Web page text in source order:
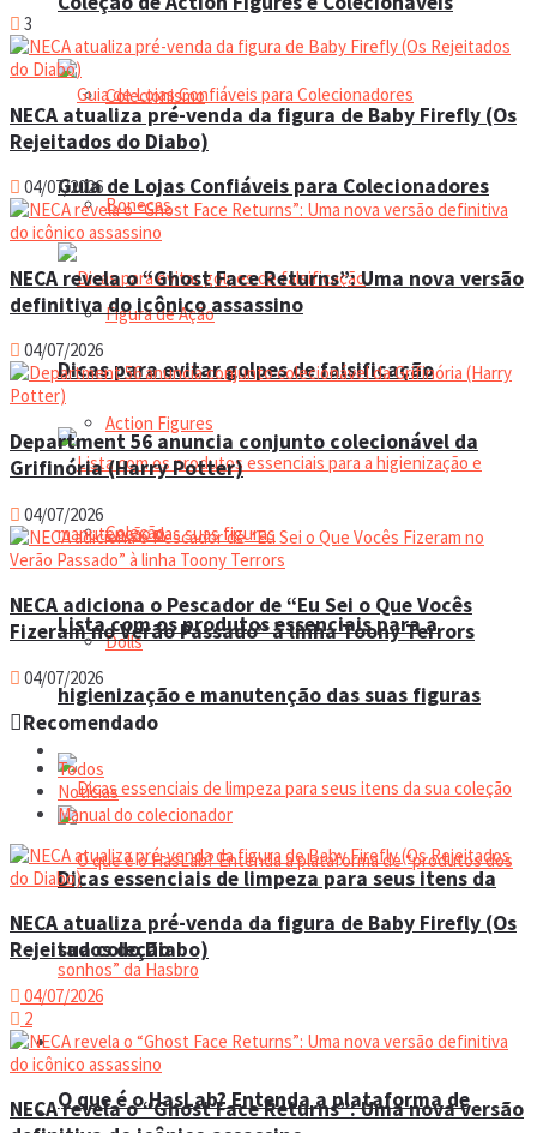
Colecionismo
Bonecas
Figura de Ação
Action Figures
Coleção
Dolls
Manual do colecionador
O que é o HasLab? Entenda a plataforma de
Guia de Lojas Confiáveis para Colecionadores
Dicas para evitar golpes de falsificação
Lista com os produtos essenciais para a
higienização e manutenção das suas figuras
Dicas essenciais de limpeza para seus itens da
sua coleção
Espaço do colecionador
Eventos
3
NECA atualiza pré-venda da figura de Baby Firefly (Os
Rejeitados do Diabo)
04/07/2026
NECA revela o “Ghost Face Returns”: Uma nova versão
definitiva do icônico assassino
04/07/2026
Department 56 anuncia conjunto colecionável da
Grifinória (Harry Potter)
04/07/2026
NECA adiciona o Pescador de “Eu Sei o Que Vocês
Fizeram no Verão Passado” à linha Toony Terrors
04/07/2026
Recomendado
Todos
Notícias
Manual do colecionador
NECA atualiza pré-venda da figura de Baby Firefly (Os
Rejeitados do Diabo)
04/07/2026
2
NECA revela o “Ghost Face Returns”: Uma nova versão